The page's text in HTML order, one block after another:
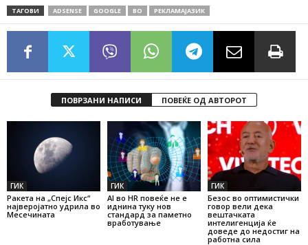
ТАГОВИ ADSENSE GOOGLE ВО РЕКЛАМАЈАЗИК
ПОВРЗАНИ НАПИСИ ПОВЕЌЕ ОД АВТОРОТ
ГИК
Ракета на „Спејс Икс“
најверојатно удрила во
Месечината
ГИК
AI во HR повеќе не е
иднина туку нов
стандард за паметно
вработување
ГИК
Безос во оптимистички
говор вели дека
вештачката
интелигенција ќе
доведе до недостиг на
работна сила